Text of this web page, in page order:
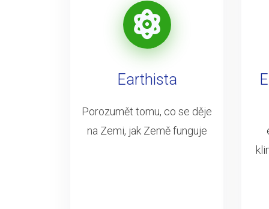
Earthista
Porozumět tomu, co se děje
na Zemi, jak Země funguje